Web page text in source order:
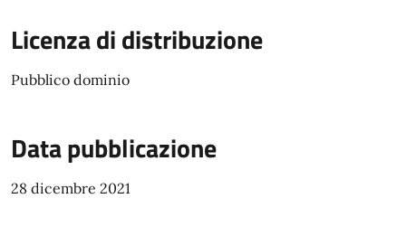
Licenza di distribuzione
Pubblico dominio
Data pubblicazione
28 dicembre 2021